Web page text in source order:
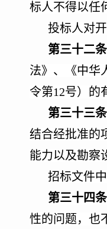
标人不得以任
投标人对
第三十二条
法》、《中华
令第12号）的
第三十三条
结合经批准的
能力以及勘察
招标文件
第三十四条
性的问题，也